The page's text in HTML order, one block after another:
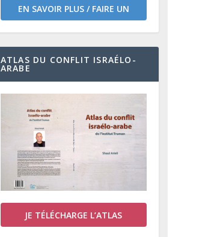
EN SAVOIR PLUS / FAIRE UN
DON
ATLAS DU CONFLIT ISRAÉLO-
ARABE
JE TÉLÉCHARGE L’ATLAS